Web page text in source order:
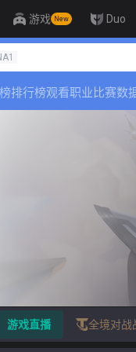
游戏 New Duo
排行榜观看职业比赛数
游戏直播 全境对战